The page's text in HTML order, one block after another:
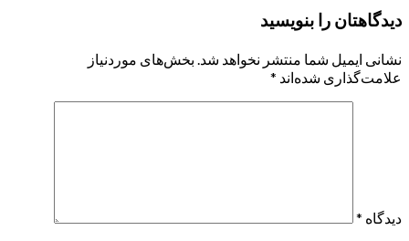
دیدگاهتان را بنویسید
نشانی ایمیل شما منتشر نخواهد شد. بخش‌های موردنیاز
علامت‌گذاری شده‌اند *
دیدگاه *